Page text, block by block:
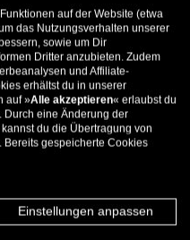
Schuhe. Kann ich nur jedem
Bestellung. Aufgepasst: Du
🤫
11% ab €150 🔥
KEIN PROBLEM!
VORGESCHRIEBENE NACHRICHT,
auf der Website (etwa
das Nutzungsverhalten unserer
sowie um Dir
Dritter anzubieten. Zudem
und Affiliate-
erhältst du in unserer
auf »Alle akzeptieren« erlaubst du
Durch eine Änderung der
du die Übertragung von
gespeicherte Cookies
Einstellungen anpassen